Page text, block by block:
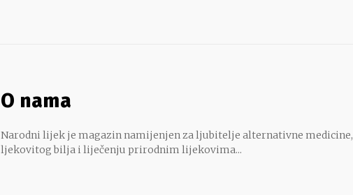
O nama
Narodni lijek je magazin namijenjen za ljubitelje alternativne medicine,
ljekovitog bilja i liječenju prirodnim lijekovima...